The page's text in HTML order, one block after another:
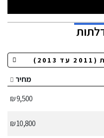
מחיר
9,500 ₪
10,800 ₪